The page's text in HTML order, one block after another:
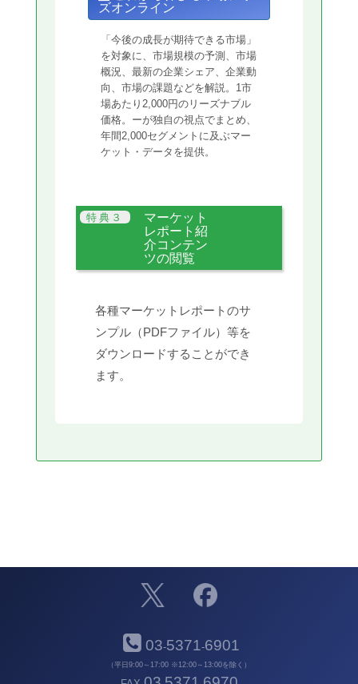
ズオンライン
「今後の成長が期待できる市場」
を対象に、市場規模の予測、市場
概況、最新の企業シェア、企業動
向、市場の課題などを解説。1市
場あたり2,000円のリーズナブル
価格。ーが独自の視点でまとめ、
年間2,000セグメントに及ぶマー
ケット・データを提供。
マーケット
レポート紹
介コンテン
ツの閲覧
各種マーケットレポートのサ
ンプル（PDFファイル）等を
ダウンロードすることができ
ます。
03-5371-6901
（平日9:00～17:00 ※12:00～13:00を除く）